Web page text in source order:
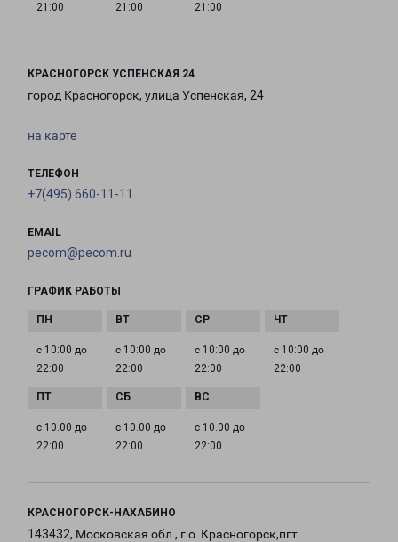
21:00
21:00
21:00
КРАСНОГОРСК УСПЕНСКАЯ 24
город Красногорск, улица Успенская, 24
на карте
ТЕЛЕФОН
+7(495) 660-11-11
EMAIL
pecom@pecom.ru
ГРАФИК РАБОТЫ
с 10:00 до
22:00
с 10:00 до
22:00
с 10:00 до
22:00
с 10:00 до
22:00
с 10:00 до
22:00
с 10:00 до
22:00
с 10:00 до
22:00
КРАСНОГОРСК-НАХАБИНО
143432, Московская обл., г.о. Красногорск,пгт.